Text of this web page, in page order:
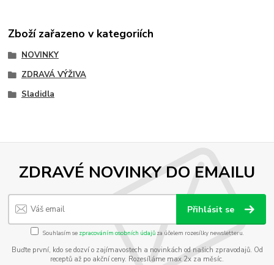
Zboží zařazeno v kategoriích
NOVINKY
ZDRAVÁ VÝŽIVA
Sladidla
ZDRAVÉ NOVINKY DO EMAILU
Přihlásit se
Souhlasím se zpracováním osobních údajůza účelem rozesílky newsletteru.
Buďte první, kdo se dozví o zajímavostech a novinkách od našich zpravodajů. Od
receptů až po akční ceny. Rozesíláme max 2x za měsíc.